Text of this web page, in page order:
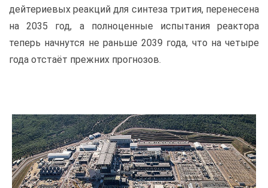
дейтериевых реакций для синтеза трития, перенесена
на 2035 год, а полноценные испытания реактора
теперь начнутся не раньше 2039 года, что на четыре
года отстаёт прежних прогнозов.